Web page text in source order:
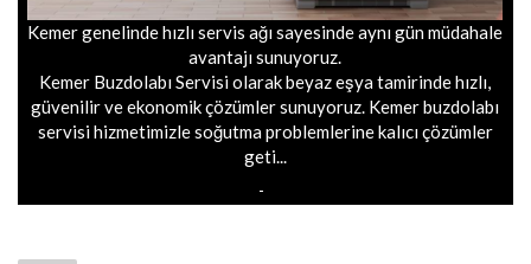
Kemer genelinde hızlı servis ağı sayesinde aynı gün müdahale
avantajı sunuyoruz.
Kemer Buzdolabı Servisi olarak beyaz eşya tamirinde hızlı,
güvenilir ve ekonomik çözümler sunuyoruz. Kemer buzdolabı
servisi hizmetimizle soğutma problemlerine kalıcı çözümler
geti...